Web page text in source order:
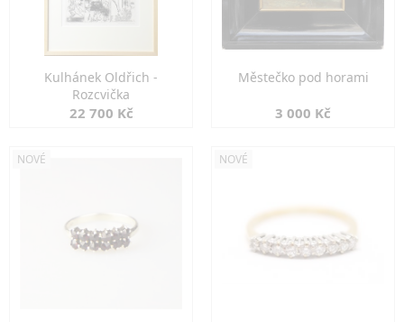
Kulhánek Oldřich -
Rozcvička
22 700 Kč
Městečko pod horami
3 000 Kč
NOVÉ NOVÉ